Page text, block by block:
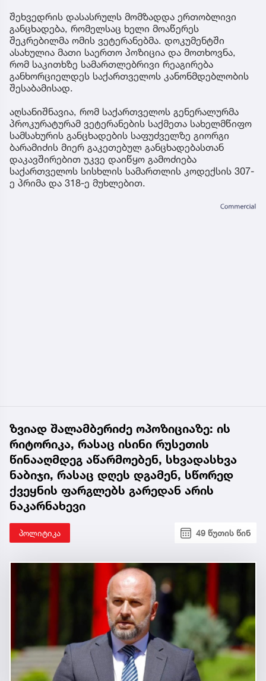
შეხვედრის დასასრულს მომზადდა ერთობლივი
განცხადება, რომელსაც ხელი მოაწერეს
შეკრებილმა ომის ვეტერანებმა. დოკუმენტში
ასახულია მათი საერთო პოზიცია და მოთხოვნა,
რომ საკითხზე სამართლებრივი რეაგირება
განხორციელდეს საქართველოს კანონმდებლობის
შესაბამისად.
აღსანიშნავია, რომ საქართველოს გენერალურმა
პროკურატურამ ვეტერანების საქმეთა სახელმწიფო
სამსახურის განცხადების საფუძველზე გიორგი
ბარამიძის მიერ გაკეთებულ განცხადებასთან
დაკავშირებით უკვე დაიწყო გამოძიება
საქართველოს სისხლის სამართლის კოდექსის 307-
ე პრიმა და 318-ე მუხლებით.
ზვიად შალამბერიძე ოპოზიციაზე: ის
რიტორიკა, რასაც ისინი რუსეთის
წინააღმდეგ აწარმოებენ, სხვადასხვა
ნაბიჯი, რასაც დღეს დგამენ, სწორედ
ქვეყნის ფარგლებს გარედან არის
ნაკარნახევი
პოლიტიკა 49 წუთის წინ